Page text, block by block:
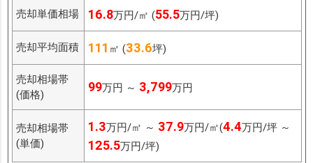
売却単価相場 16.8万円/㎡ (55.5万円/坪)
売却平均面積 111 ㎡ (33.6坪)
売却相場帯
(価格)
99万円 ～ 3,799万円
売却相場帯
(単価)
1.3万円/㎡ ～ 37.9万円/㎡(4.4万円/坪 ～
125.5万円/坪)